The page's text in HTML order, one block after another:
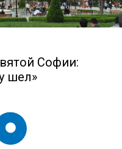
Софии:
шел»